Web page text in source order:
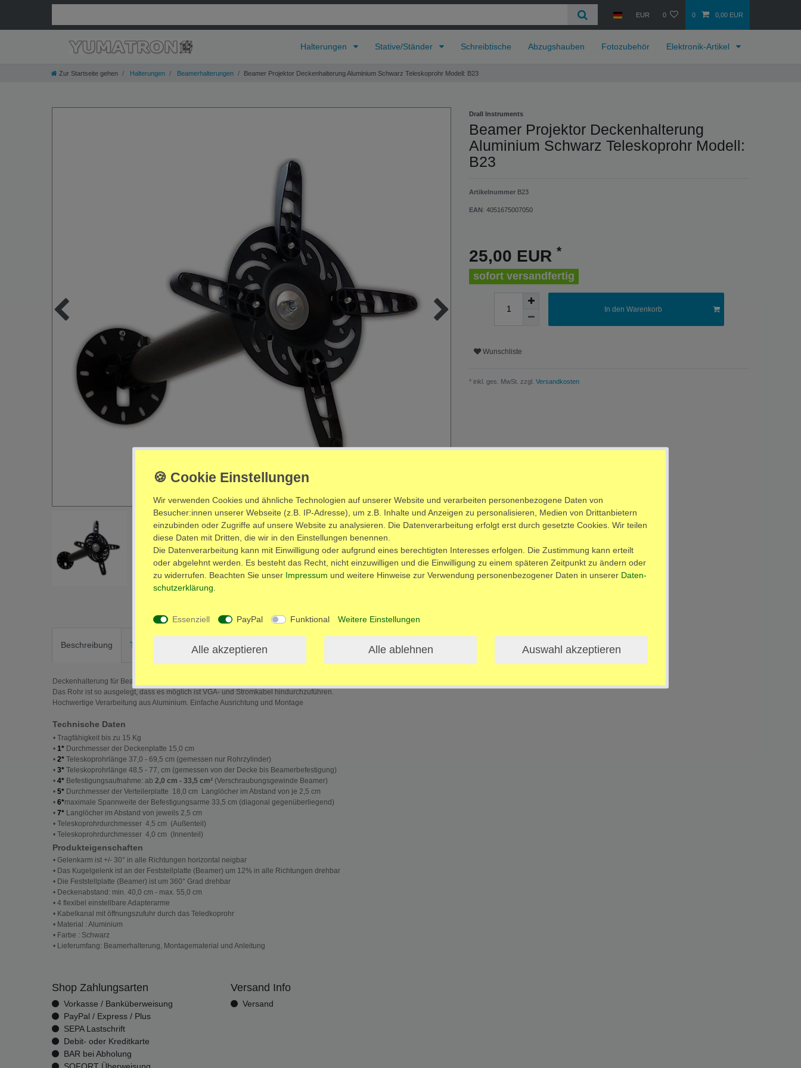
EUR 0 0 0,00 EUR
Halterungen Stative/Ständer Schreibtische Abzugshauben Fotozubehör Elektronik-Artikel
Zur Startseite gehen Halterungen Beamerhalterungen Beamer Projektor Deckenhalterung Aluminium Schwarz Teleskoprohr Modell: B23
Drall Instruments
Beamer Projektor Deckenhalterung
Aluminium Schwarz Teleskoprohr Modell:
B23
Artikelnummer B23
EAN: 4051675007050
25,00 EUR *
sofort versandfertig
In den Warenkorb
Wunschliste
* inkl. ges. MwSt. zzgl. Versandkosten
Beschreibung Technische Daten Weitere Details
Deckenhalterung für Beamer und Videoprojektoren aller Art
Das Rohr ist so ausgelegt, dass es möglich ist VGA- und Stromkabel hindurchzuführen.
Hochwertige Verarbeitung aus Aluminium. Einfache Ausrichtung und Montage
Technische Daten
• Tragfähigkeit bis zu 15 Kg
• 1* Durchmesser der Deckenplatte 15,0 cm
• 2* Teleskoprohrlänge 37,0 - 69,5 cm (gemessen nur Rohrzylinder)
• 3* Teleskoprohrlänge 48,5 - 77, cm (gemessen von der Decke bis Beamerbefestigung)
• 4* Befestigungsaufnahme: ab 2,0 cm - 33,5 cm² (Verschraubungsgewinde Beamer)
• 5* Durchmesser der Verteilerplatte 18,0 cm Langlöcher im Abstand von je 2,5 cm
• 6*maximale Spannweite der Befestigungsarme 33,5 cm (diagonal gegenüberliegend)
• 7* Langlöcher im Abstand von jeweils 2,5 cm
• Teleskoprohrdurchmesser 4,5 cm (Außenteil)
• Teleskoprohrdurchmesser 4,0 cm (Innenteil)
Produkteigenschaften
• Gelenkarm ist +/- 30° in alle Richtungen horizontal neigbar
• Das Kugelgelenk ist an der Feststellplatte (Beamer) um 12% in alle Richtungen drehbar
• Die Feststellplatte (Beamer) ist um 360° Grad drehbar
• Deckenabstand: min. 40,0 cm - max. 55,0 cm
• 4 flexibel einstellbare Adapterarme
• Kabelkanal mit öffnungszufuhr durch das Teledkoprohr
• Material : Aluminium
• Farbe : Schwarz
• Lieferumfang: Beamerhalterung, Montagematerial und Anleitung
Wir verwenden Cookies und ähnliche Technologien auf unserer Website und verarbeiten personenbezogene Daten von
Besucher:innen unserer Webseite (z.B. IP-Adresse), um z.B. Inhalte und Anzeigen zu personalisieren, Medien von Drittanbietern
einzubinden oder Zugriffe auf unsere Website zu analysieren. Die Datenverarbeitung erfolgt erst durch gesetzte Cookies. Wir teilen
diese Daten mit Dritten, die wir in den Einstellungen benennen.
Die Datenverarbeitung kann mit Einwilligung oder aufgrund eines berechtigten Interesses erfolgen. Die Zustimmung kann erteilt
oder abgelehnt werden. Es besteht das Recht, nicht einzuwilligen und die Einwilligung zu einem späteren Zeitpunkt zu ändern oder
zu widerrufen. Beachten Sie unser Impressum und weitere Hinweise zur Verwendung personenbezogener Daten in unserer Daten­
schutz­erklärung.
Essenziell PayPal Funktional Weitere Einstellungen
Alle akzeptieren Alle ablehnen Auswahl akzeptieren
Shop Zahlungsarten
Vorkasse / Banküberweisung
PayPal / Express / Plus
SEPA Lastschrift
Debit- oder Kreditkarte
BAR bei Abholung
Versand Info
Versand